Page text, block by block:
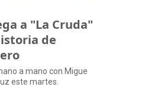
a "La Cruda"
de
a mano con Migue
este martes.